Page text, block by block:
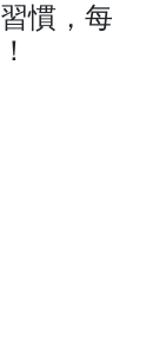
慣，每